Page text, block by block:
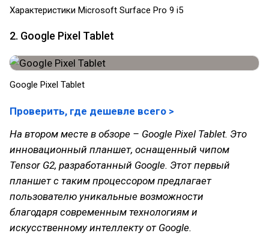
Характеристики Microsoft Surface Pro 9 i5
2. Google Pixel Tablet
Google Pixel Tablet
Проверить, где дешевле всего >
На втором месте в обзоре – Google Pixel Tablet. Это
инновационный планшет, оснащенный чипом
Tensor G2, разработанный Google. Этот первый
планшет с таким процессором предлагает
пользователю уникальные возможности
благодаря современным технологиям и
искусственному интеллекту от Google.